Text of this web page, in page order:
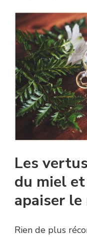
Les
du miel
apaiser
Rien de plus